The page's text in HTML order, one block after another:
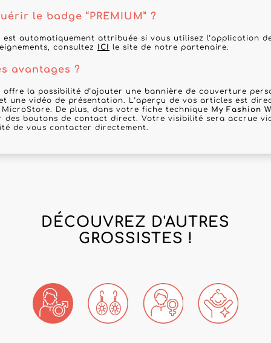
le badge “PREMIUM” ?
est automatiquement attribuée si vous utilisez l’application
consultez ICI le site de notre partenaire.
avantages ?
la possibilité d’ajouter une bannière de couverture
une vidéo de présentation. L’aperçu de vos articles est
De plus, dans votre fiche technique My Fashion
des boutons de contact direct. Votre visibilité sera accrue
de vous contacter directement.
DÉCOUVREZ D'AUTRES
GROSSISTES !